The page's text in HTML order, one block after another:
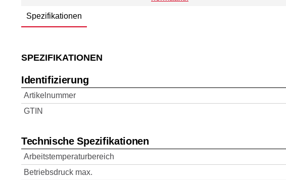
Spezifikationen
SPEZIFIKATIONEN
Identifizierung
Artikelnummer
GTIN
Technische Spezifikationen
Arbeitstemperaturbereich
Betriebsdruck max.